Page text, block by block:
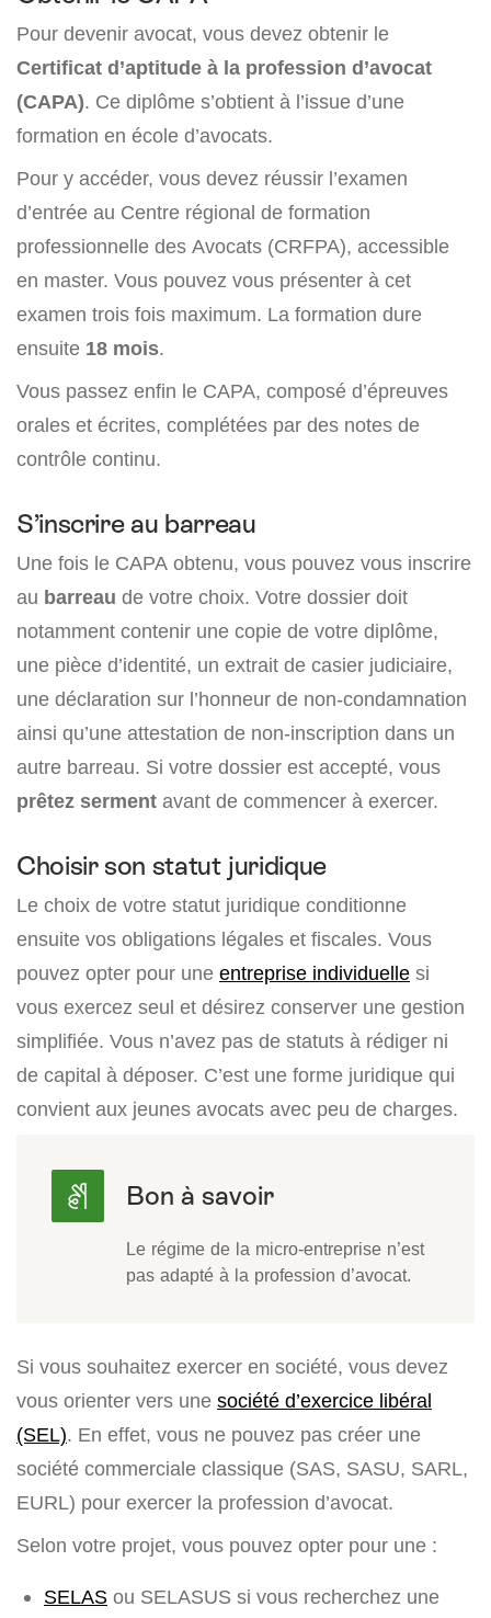
Pour devenir avocat, vous devez obtenir le
Certificat d’aptitude à la profession d’avocat
(CAPA). Ce diplôme s’obtient à l’issue d’une
formation en école d’avocats.
Pour y accéder, vous devez réussir l’examen
d’entrée au Centre régional de formation
professionnelle des Avocats (CRFPA), accessible
en master. Vous pouvez vous présenter à cet
examen trois fois maximum. La formation dure
ensuite 18 mois.
Vous passez enfin le CAPA, composé d’épreuves
orales et écrites, complétées par des notes de
contrôle continu.
S’inscrire au barreau
Une fois le CAPA obtenu, vous pouvez vous inscrire
au barreau de votre choix. Votre dossier doit
notamment contenir une copie de votre diplôme,
une pièce d’identité, un extrait de casier judiciaire,
une déclaration sur l’honneur de non-condamnation
ainsi qu’une attestation de non-inscription dans un
autre barreau. Si votre dossier est accepté, vous
prêtez serment avant de commencer à exercer.
Choisir son statut juridique
Le choix de votre statut juridique conditionne
ensuite vos obligations légales et fiscales. Vous
pouvez opter pour une entreprise individuelle si
vous exercez seul et désirez conserver une gestion
simplifiée. Vous n’avez pas de statuts à rédiger ni
de capital à déposer. C’est une forme juridique qui
convient aux jeunes avocats avec peu de charges.
Le régime de la micro-entreprise n’est
pas adapté à la profession d’avocat.
Si vous souhaitez exercer en société, vous devez
vous orienter vers une société d’exercice libéral
(SEL). En effet, vous ne pouvez pas créer une
société commerciale classique (SAS, SASU, SARL,
EURL) pour exercer la profession d’avocat.
Selon votre projet, vous pouvez opter pour une :
SELAS ou SELASUS si vous recherchez une